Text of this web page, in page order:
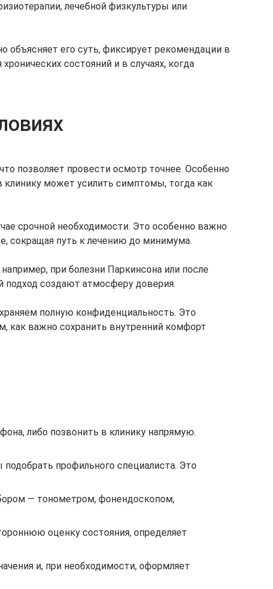
лечебной физкультуры или
объясняет его суть, фиксирует рекомендации в
состояний и в случаях, когда
позволяет провести осмотр точнее. Особенно
может усилить симптомы, тогда как
срочной необходимости. Это особенно важно
сокращая путь к лечению до минимума.
при болезни Паркинсона или после
создают атмосферу доверия.
полную конфиденциальность. Это
как важно сохранить внутренний комфорт
либо позвонить в клинику напрямую.
профильного специалиста. Это
— тонометром, фонендоскопом,
оценку состояния, определяет
и, при необходимости, оформляет